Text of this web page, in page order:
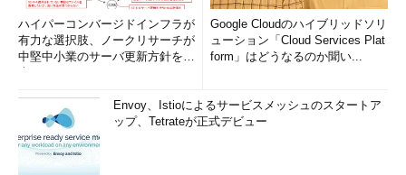
ハイパーコンバージドインフラが
有力な選択肢、ノークリサーチが
中堅中小業のサーバ更新方針を調
Google Cloudのハイブリッドソリ
ューション「Cloud Services Plat
form」はどうなるのか聞い...
Envoy、Istioによるサービスメッシュのスタートア
ップ、Tetrateが正式デビュー